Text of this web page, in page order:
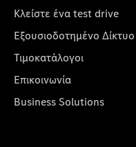
Κλείστε ένα test drive
Εξουσιοδοτημένο Δίκτυο
Τιμοκατάλογοι
Επικοινωνία
Business Solutions